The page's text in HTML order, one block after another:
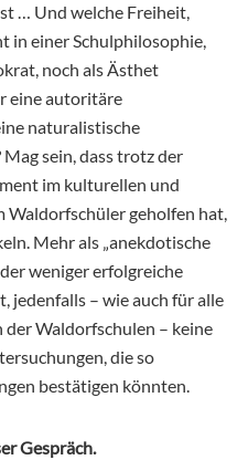
… Und welche Freiheit,
in einer Schulphilosophie,
noch als Ästhet
eine autoritäre
naturalistische
sein, dass trotz der
im kulturellen und
Waldorfschüler geholfen hat,
Mehr als „anekdotische
weniger erfolgreiche
jedenfalls – wie auch für alle
Waldorfschulen – keine
die so
bestätigen könnten.
Gespräch.